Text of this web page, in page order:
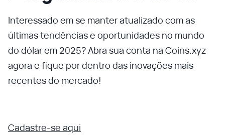
Interessado em se manter atualizado com as
últimas tendências e oportunidades no mundo
do dólar em 2025? Abra sua conta na Coins.xyz
agora e fique por dentro das inovações mais
recentes do mercado!
Cadastre-se aqui